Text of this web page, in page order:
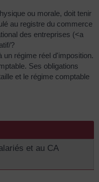
ou morale, doit tenir
au registre du commerce
des entreprises (<a
?
régime réel d'imposition.
Ses obligations
et le régime comptable
et au CA